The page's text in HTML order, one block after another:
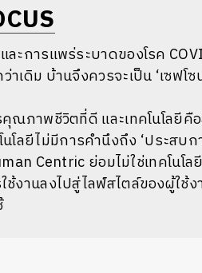
ละการแพร่ระบาดของโรค
ดิม บ้านจึงควรจะเป็น ‘เซฟโซ
ณภาพชีวิตที่ดี และเทคโนโลยี
โลยีไม่มีการคำนึงถึง ‘ประสบ
Centric ย่อมไม่ใช่เทคโนโล
งานลงไปสู่ไลฟ์สไตล์ของผู้ใช้ง